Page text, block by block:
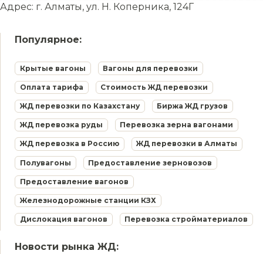
Адрес: г. Алматы, ул. Н. Коперника, 124Г
Популярное:
Крытые вагоны Вагоны для перевозки
Оплата тарифа Стоимость ЖД перевозки
ЖД перевозки по Казахстану Биржа ЖД грузов
ЖД перевозка руды Перевозка зерна вагонами
ЖД перевозка в Россию ЖД перевозки в Алматы
Полувагоны Предоставление зерновозов
Предоставление вагонов
Железнодорожные станции КЗХ
Дислокация вагонов Перевозка стройматериалов
Новости рынка ЖД: